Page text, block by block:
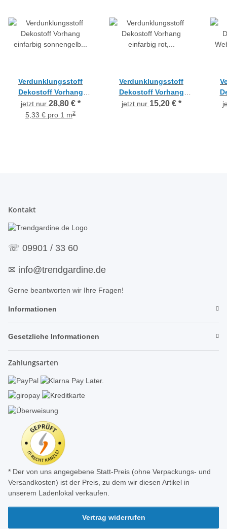
Verdunklungsstoff
Dekostoff Vorhang
einfarbig sonnengelb
blickdicht, Reststück
jetzt nur 28,80 € *
5,33 € pro 1 m2
Verdunklungsstoff
Dekostoff Vorhang
einfarbig rot, Reststück
jetzt nur 15,20 € *
Kontakt
☏ 09901 / 33 60
✉ info@trendgardine.de
Gerne beantworten wir Ihre Fragen!
Informationen
Gesetzliche Informationen
Zahlungsarten
* Der von uns angegebene Statt-Preis (ohne Verpackungs- und
Versandkosten) ist der Preis, zu dem wir diesen Artikel in
unserem Ladenlokal verkaufen.
Vertrag widerrufen